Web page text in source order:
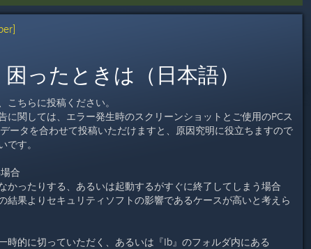
ったときは（日本語）
こちらに投稿ください。
に関しては、エラー発生時のスクリーンショットとご使用のPCス
ータを合わせて投稿いただけますと、原因究明に役立ちますので
です。
合
かったりする、あるいは起動するがすぐに終了してしまう場合
結果よりセキュリティソフトの影響であるケースが高いと考えら
時的に切っていただく、あるいは『Ib』のフォルダ内にある